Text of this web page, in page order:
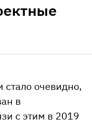
стало очевидно,
в
с этим в 2019